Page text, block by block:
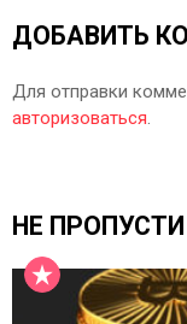
ДОБАВИТЬ
Для отправки
авторизоваться.
НЕ ПРОПУСТИ